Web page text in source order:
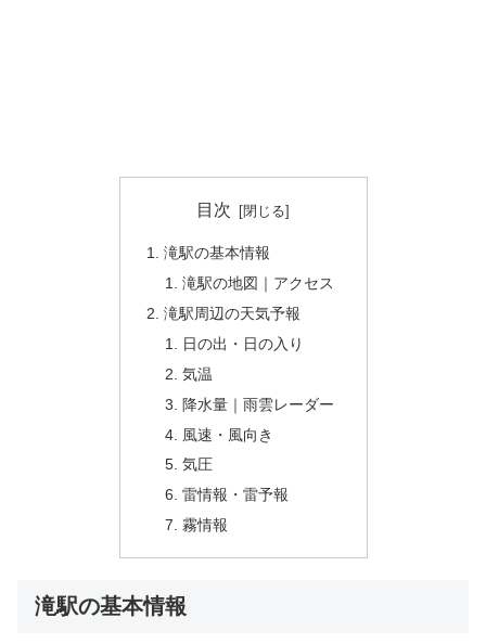
目次
滝駅の基本情報
滝駅の地図｜アクセス
滝駅周辺の天気予報
日の出・日の入り
気温
降水量｜雨雲レーダー
風速・風向き
気圧
雷情報・雷予報
霧情報
滝駅の基本情報